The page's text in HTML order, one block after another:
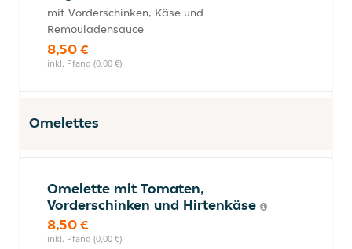
mit Vorderschinken, Käse und
Remouladensauce
8,50 €
inkl. Pfand (0,00 €)
Omelettes
Omelette mit Tomaten,
Vorderschinken und Hirtenkäse
8,50 €
inkl. Pfand (0,00 €)